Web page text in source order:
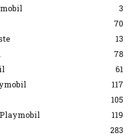
3
70
13
78
61
117
105
Playmobil
119
283